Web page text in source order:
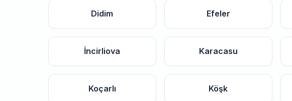
Didim Efeler
İncirliova Karacasu
Koçarlı Köşk